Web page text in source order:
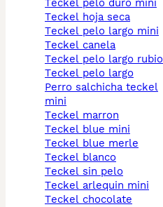
teckel pelo duro mini
teckel hoja seca
teckel pelo largo mini
teckel canela
teckel pelo largo rubio
teckel pelo largo
perro salchicha teckel
mini
teckel marron
teckel blue mini
teckel blue merle
teckel blanco
teckel sin pelo
teckel arlequin mini
teckel chocolate